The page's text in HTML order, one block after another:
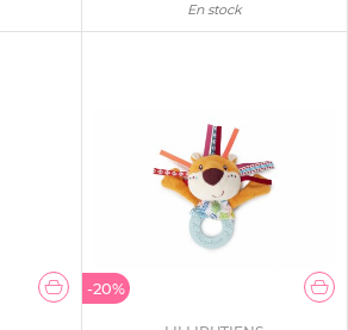
En stock
-20%